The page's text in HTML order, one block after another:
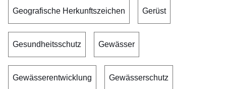
Geografische Herkunftszeichen Gerüst
Gesundheitsschutz Gewässer
Gewässerentwicklung Gewässerschutz